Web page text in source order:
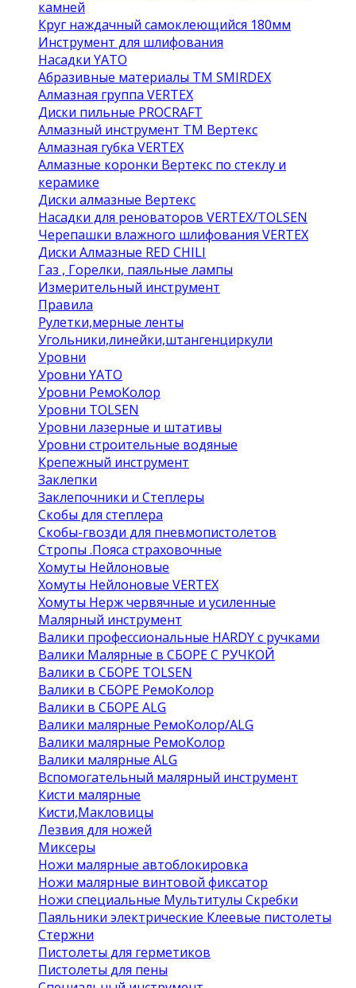
камней
Круг наждачный самоклеющийся 180мм
Инструмент для шлифования
Насадки YATO
Абразивные материалы ТМ SMIRDEX
Алмазная группа VERTEX
Диски пильные PROCRAFT
Алмазный инструмент ТМ Вертекс
Алмазная губка VERTEX
Алмазные коронки Вертекс по стеклу и
керамике
Диски алмазные Вертекс
Насадки для реноваторов VERTEX/TOLSEN
Черепашки влажного шлифования VERTEX
Диски Алмазные RED CHILI
Газ , Горелки, паяльные лампы
Измерительный инструмент
Правила
Рулетки,мерные ленты
Угольники,линейки,штангенциркули
Уровни
Уровни YATO
Уровни РемоКолор
Уровни TOLSEN
Уровни лазерные и штативы
Уровни строительные водяные
Крепежный инструмент
Заклепки
Заклепочники и Степлеры
Скобы для степлера
Скобы-гвозди для пневмопистолетов
Стропы .Пояса страховочные
Хомуты Нейлоновые
Хомуты Нейлоновые VERTEX
Хомуты Нерж червячные и усиленные
Малярный инструмент
Валики профессиональные HARDY с ручками
Валики Малярные в СБОРЕ С РУЧКОЙ
Валики в СБОРЕ TOLSEN
Валики в СБОРЕ РемоКолор
Валики в СБОРЕ ALG
Валики малярные РемоКолор/ALG
Валики малярные РемоКолор
Валики малярные ALG
Вспомогательный малярный инструмент
Кисти малярные
Кисти,Макловицы
Лезвия для ножей
Миксеры
Ножи малярные автоблокировка
Ножи малярные винтовой фиксатор
Ножи специальные Мультитулы Скребки
Паяльники электрические Клеевые пистолеты
Стержни
Пистолеты для герметиков
Пистолеты для пены